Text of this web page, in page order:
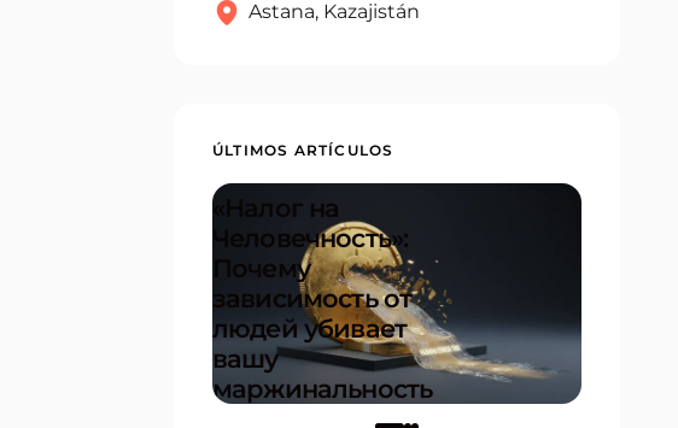
Astana, Kazajistán
ÚLTIMOS ARTÍCULOS
«Налог на
Человечность»:
Почему
зависимость от
людей убивает
вашу
маржинальность
17.12.2025